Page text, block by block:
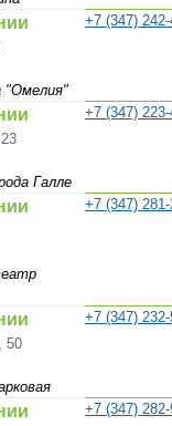
"Омелия"
+7 (347)
Галле
+7 (347)
+7 (347)
50
+7 (347)
+7 (347)